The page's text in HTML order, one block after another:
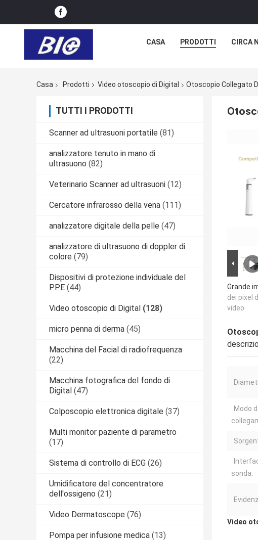
CASA PRODOTTI CIRCA
Casa Prodotti Video otoscopio di Digital Otoscopio Collegato
TUTTI I PRODOTTI
Scanner ad ultrasuoni portatile (81)
analizzatore tenuto in mano di
ultrasuono (82)
Veterinario Scanner ad ultrasuoni (12)
Cercatore infrarosso della vena (111)
analizzatore digitale della pelle (47)
analizzatore di ultrasuono di doppler di
colore (79)
Dispositivi di protezione individuale del
PPE (44)
Video otoscopio di Digital (128)
micro penna di derma (45)
Macchina del Facial di radiofrequenza
(22)
Macchina fotografica del fondo di
Digital (47)
Colposcopio elettronica digitale (37)
Multi monitor paziente di parametro
(17)
Sistema di controllo di ECG (26)
Umidificatore del concentratore
dell'ossigeno (21)
Video Dermatoscope (76)
Pompa per infusione medica (13)
Grande
dei pixel
video
Modo
sonda:
Video